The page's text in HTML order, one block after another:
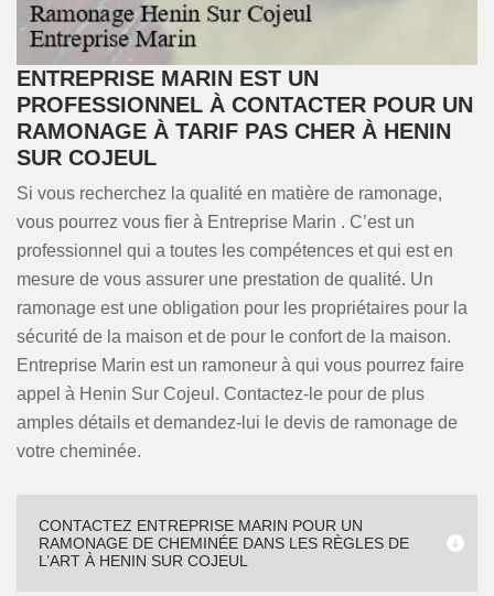
ENTREPRISE MARIN EST UN
PROFESSIONNEL À CONTACTER POUR UN
RAMONAGE À TARIF PAS CHER À HENIN
SUR COJEUL
Si vous recherchez la qualité en matière de ramonage,
vous pourrez vous fier à Entreprise Marin . C’est un
professionnel qui a toutes les compétences et qui est en
mesure de vous assurer une prestation de qualité. Un
ramonage est une obligation pour les propriétaires pour la
sécurité de la maison et de pour le confort de la maison.
Entreprise Marin est un ramoneur à qui vous pourrez faire
appel à Henin Sur Cojeul. Contactez-le pour de plus
amples détails et demandez-lui le devis de ramonage de
votre cheminée.
CONTACTEZ ENTREPRISE MARIN POUR UN
RAMONAGE DE CHEMINÉE DANS LES RÈGLES DE
L’ART À HENIN SUR COJEUL